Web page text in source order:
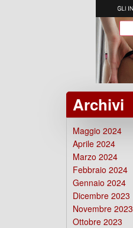
Archivi
Maggio 2024
Aprile 2024
Marzo 2024
Febbraio 2024
Gennaio 2024
Dicembre 2023
Novembre 2023
Ottobre 2023